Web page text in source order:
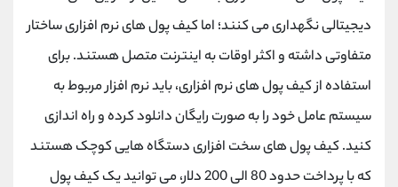
دیجیتالی نگهداری می کنند؛ اما کیف پول های نرم افزاری ساختار
متفاوتی داشته و اکثر اوقات به اینترنت متصل هستند. برای
استفاده از کیف پول های نرم افزاری، باید نرم افزار مربوط به
سیستم عامل خود را به صورت رایگان دانلود کرده و راه اندازی
کنید. کیف پول های سخت افزاری دستگاه هایی کوچک هستند
که با پرداخت حدود 80 الی 200 دلار، می توانید یک کیف پول